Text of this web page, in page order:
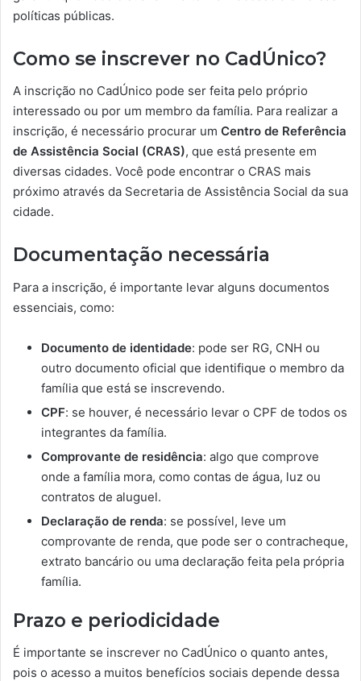
políticas públicas.
Como se inscrever no CadÚnico?
A inscrição no CadÚnico pode ser feita pelo próprio
interessado ou por um membro da família. Para realizar a
inscrição, é necessário procurar um Centro de Referência
de Assistência Social (CRAS), que está presente em
diversas cidades. Você pode encontrar o CRAS mais
próximo através da Secretaria de Assistência Social da sua
cidade.
Documentação necessária
Para a inscrição, é importante levar alguns documentos
essenciais, como:
Documento de identidade: pode ser RG, CNH ou
outro documento oficial que identifique o membro da
família que está se inscrevendo.
CPF: se houver, é necessário levar o CPF de todos os
integrantes da família.
Comprovante de residência: algo que comprove
onde a família mora, como contas de água, luz ou
contratos de aluguel.
Declaração de renda: se possível, leve um
comprovante de renda, que pode ser o contracheque,
extrato bancário ou uma declaração feita pela própria
família.
Prazo e periodicidade
É importante se inscrever no CadÚnico o quanto antes,
pois o acesso a muitos benefícios sociais depende dessa